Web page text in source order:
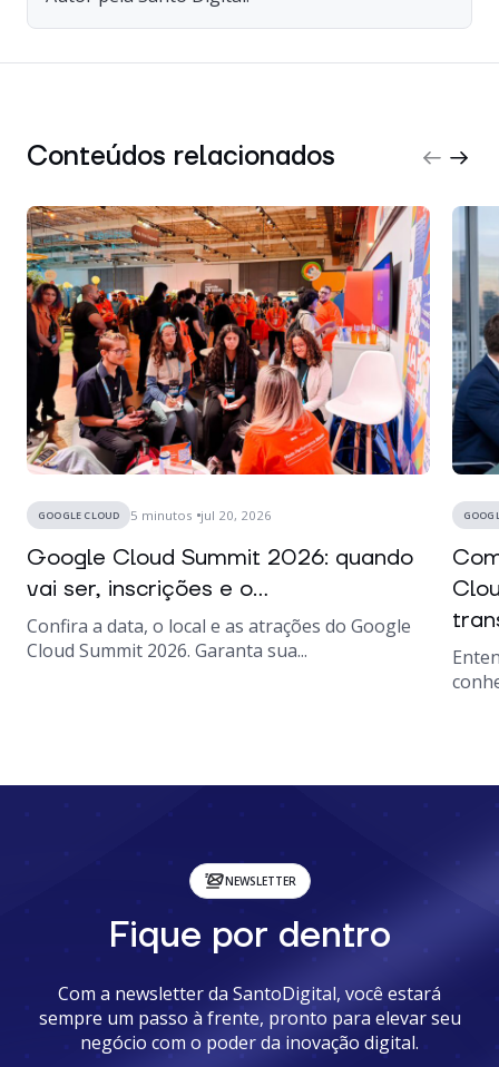
Conteúdos relacionados
GOOGLE CLOUD 5 minutos jul 20, 2026
Google Cloud Summit 2026: quando
vai ser, inscrições e o...
Confira a data, o local e as atrações do Google
Cloud Summit 2026. Garanta sua...
NEWSLETTER
Fique por dentro
Com a newsletter da SantoDigital, você estará
sempre um passo à frente, pronto para elevar seu
negócio com o poder da inovação digital.